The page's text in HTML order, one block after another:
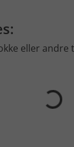
eller andre